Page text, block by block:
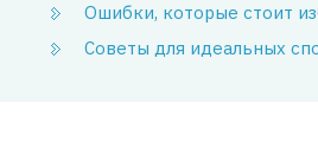
Ошибки, которые стоит
Советы для идеальных